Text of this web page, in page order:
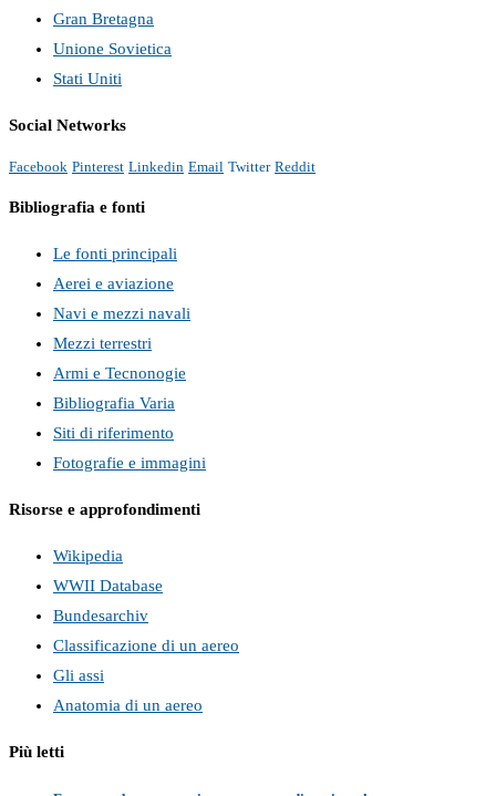
Gran Bretagna
Unione Sovietica
Stati Uniti
Social Networks
Facebook Pinterest Linkedin Email Twitter Reddit
Bibliografia e fonti
Le fonti principali
Aerei e aviazione
Navi e mezzi navali
Mezzi terrestri
Armi e Tecnonogie
Bibliografia Varia
Siti di riferimento
Fotografie e immagini
Risorse e approfondimenti
Wikipedia
WWII Database
Bundesarchiv
Classificazione di un aereo
Gli assi
Anatomia di un aereo
Più letti